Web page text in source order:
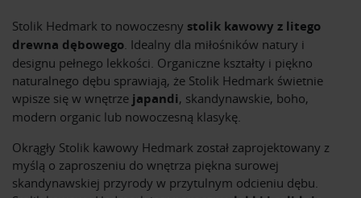
Stolik Hedmark to nowoczesny stolik kawowy z litego
drewna dębowego . Idealny dla miłośników natury i
designu pełnego lekkości. Organiczne kształty i piękno
naturalnego dębu sprawiają, że Stolik Hedmark świetnie
wpisze się w wnętrze japandi, skandynawskie, boho,
modern organic lub nowoczesną klasykę.
Okrągły Stolik kawowy Hedmark został zaprojektowany z
myślą o zaproszeniu do wnętrza piękna surowej
skandynawskiej przyrody w przytulnym odcieniu dębu.